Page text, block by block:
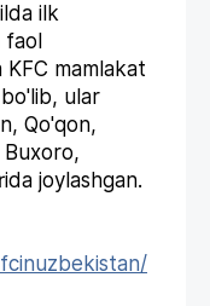
ilk
mamlakat
ular
Qo'qon,
joylashgan.